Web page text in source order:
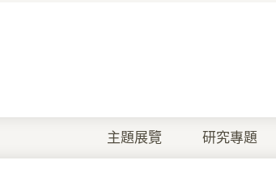
主題展覽 研究專題